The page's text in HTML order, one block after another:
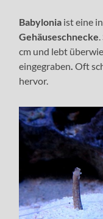
Babylonia ist eine
Gehäuseschnecke
cm und lebt
eingegraben.Oft
hervor.